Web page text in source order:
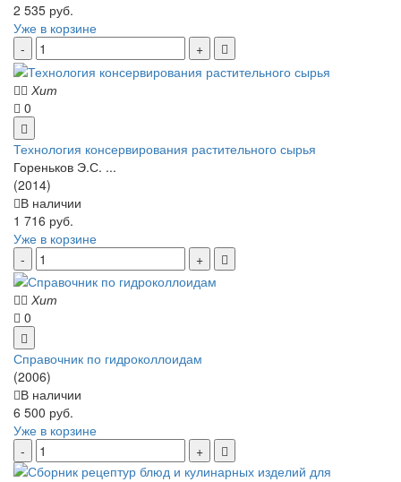
2 535 руб.
Уже в корзине
Хит
0
Технология консервирования растительного сырья
Гореньков Э.С. ...
(2014)
В наличии
1 716 руб.
Уже в корзине
Хит
0
Справочник по гидроколлоидам
(2006)
В наличии
6 500 руб.
Уже в корзине